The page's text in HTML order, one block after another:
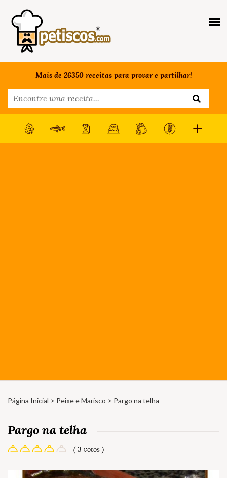
Mais de 26350 receitas para provar e partilhar!
Página Inicial > Peixe e Marisco > Pargo na telha
Pargo na telha
( 3 votos )